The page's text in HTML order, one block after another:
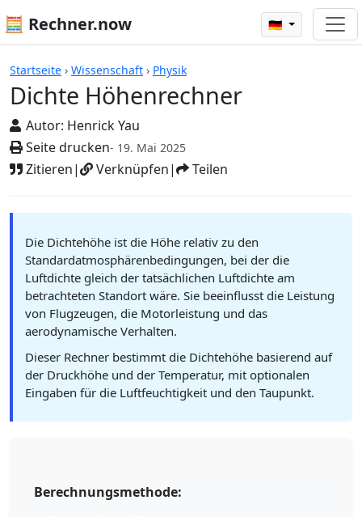
🧮 Rechner.now 🇩🇪
Startseite › Wissenschaft › Physik
Dichte Höhenrechner
Autor: Henrick Yau
Seite drucken- 19. Mai 2025
Zitieren| Verknüpfen| Teilen
Rechner
Die Dichtehöhe ist die Höhe relativ zu den
Standardatmosphärenbedingungen, bei der die
Luftdichte gleich der tatsächlichen Luftdichte am
betrachteten Standort wäre. Sie beeinflusst die Leistung
von Flugzeugen, die Motorleistung und das
aerodynamische Verhalten.
Dieser Rechner bestimmt die Dichtehöhe basierend auf
der Druckhöhe und der Temperatur, mit optionalen
Eingaben für die Luftfeuchtigkeit und den Taupunkt.
Berechnungsmethode: